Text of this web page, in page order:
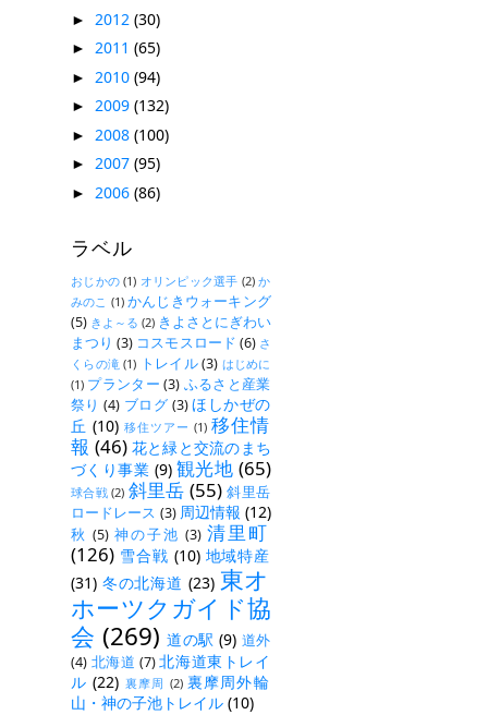
► 2012 (30)
► 2011 (65)
► 2010 (94)
► 2009 (132)
► 2008 (100)
► 2007 (95)
► 2006 (86)
ラベル
おじかの (1) オリンピック選手 (2) か
みのこ (1) かんじきウォーキング
(5) きよ～る (2) きよさとにぎわい
まつり (3) コスモスロード (6) さ
くらの滝 (1) トレイル(3) はじめに
(1) プランター (3) ふるさと産業
祭り (4) ブログ (3) ほしかぜの
丘 (10) 移住ツアー (1) 移住情
報 (46) 花と緑と交流のまち
づくり事業 (9) 観光地 (65)
球合戦 (2) 斜里岳 (55) 斜里岳
ロードレース (3) 周辺情報 (12)
秋 (5) 神の子池 (3) 清里町
(126) 雪合戦 (10) 地域特産
(31) 冬の北海道 (23) 東オ
ホーツクガイド協
会 (269) 道の駅 (9) 道外
(4) 北海道 (7) 北海道東トレイ
ル (22) 裏摩周 (2) 裏摩周外輪
山・神の子池トレイル (10)